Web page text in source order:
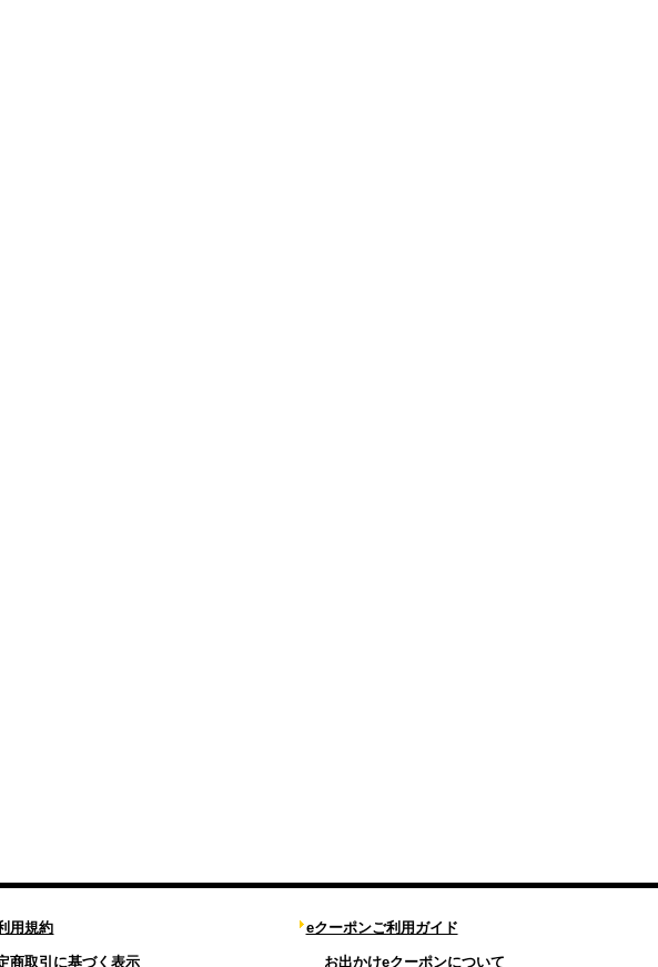
用規約
商取引に基づく表示
eクーポンご利用ガイド
お出かけeクーポンについて